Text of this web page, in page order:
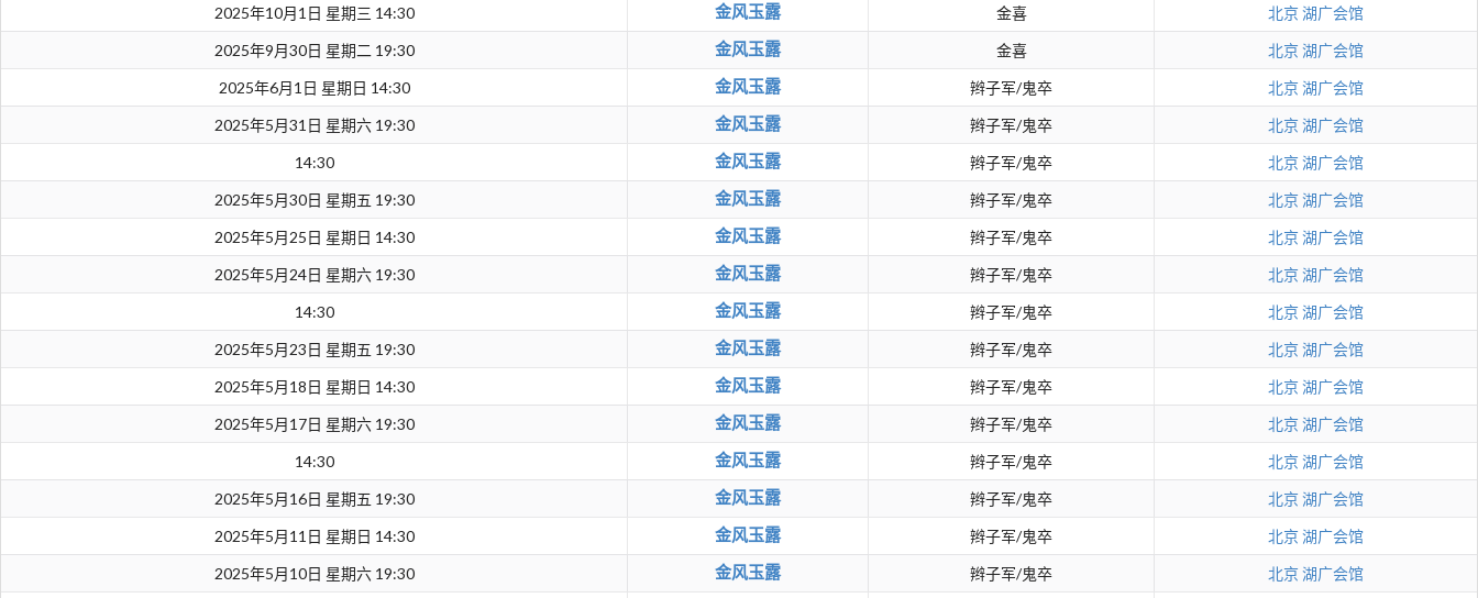
2025年10月1日 星期三 14:30
金风玉露 金喜 北京 湖广会馆
2025年9月30日 星期二 19:30
金风玉露 金喜 北京 湖广会馆
2025年6月1日 星期日 14:30
金风玉露 辫子军/鬼卒 北京 湖广会馆
2025年5月31日 星期六 19:30
金风玉露 辫子军/鬼卒 北京 湖广会馆
14:30
金风玉露 辫子军/鬼卒 北京 湖广会馆
2025年5月30日 星期五 19:30
金风玉露 辫子军/鬼卒 北京 湖广会馆
2025年5月25日 星期日 14:30
金风玉露 辫子军/鬼卒 北京 湖广会馆
2025年5月24日 星期六 19:30
金风玉露 辫子军/鬼卒 北京 湖广会馆
14:30
金风玉露 辫子军/鬼卒 北京 湖广会馆
2025年5月23日 星期五 19:30
金风玉露 辫子军/鬼卒 北京 湖广会馆
2025年5月18日 星期日 14:30
金风玉露 辫子军/鬼卒 北京 湖广会馆
2025年5月17日 星期六 19:30
金风玉露 辫子军/鬼卒 北京 湖广会馆
14:30
金风玉露 辫子军/鬼卒 北京 湖广会馆
2025年5月16日 星期五 19:30
金风玉露 辫子军/鬼卒 北京 湖广会馆
2025年5月11日 星期日 14:30
金风玉露 辫子军/鬼卒 北京 湖广会馆
2025年5月10日 星期六 19:30
金风玉露 辫子军/鬼卒 北京 湖广会馆